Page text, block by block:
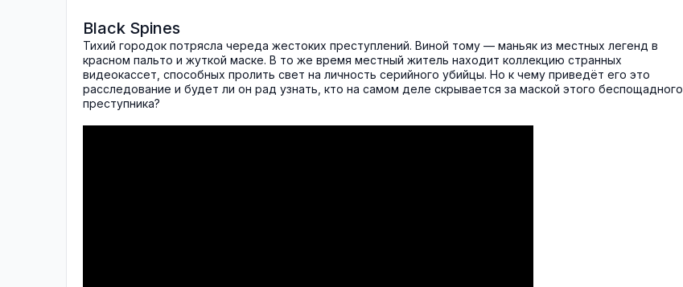
Black Spines
Тихий городок потрясла череда жестоких преступлений. Виной тому — маньяк из местных легенд в
красном пальто и жуткой маске. В то же время местный житель находит коллекцию странных
видеокассет, способных пролить свет на личность серийного убийцы. Но к чему приведёт его это
расследование и будет ли он рад узнать, кто на самом деле скрывается за маской этого беспощадного
преступника?